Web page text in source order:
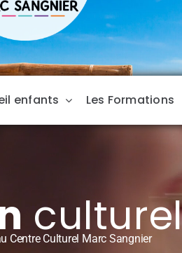
enfants Les Formations
Centre Culturel Marc Sangnier